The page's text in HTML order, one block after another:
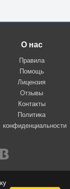
О нас
Правила
Помощь
Лицензия
Отзывы
Контакты
Политика
конфиденциальности